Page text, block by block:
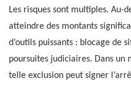
Les risques sont multiples. Au-
atteindre des montants
d’outils puissants : blocage de
poursuites judiciaires. Dans un
telle exclusion peut signer